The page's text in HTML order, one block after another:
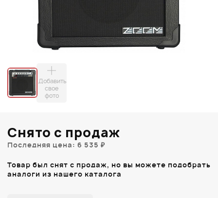
Добавить
свое
фото
Снято с продаж
Последняя цена: 6 535 ₽
Товар был снят с продаж, но вы можете подобрать
аналоги из нашего каталога